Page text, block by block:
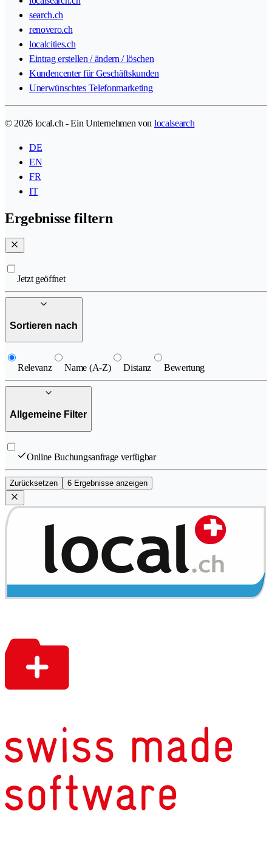
search.ch
renovero.ch
localcities.ch
Eintrag erstellen / ändern / löschen
Kundencenter für Geschäftskunden
Unerwünschtes Telefonmarketing
© 2026 local.ch - Ein Unternehmen von localsearch
DE
EN
FR
IT
Ergebnisse filtern
Jetzt geöffnet
Sortieren nach
Relevanz Name (A-Z) Distanz Bewertung
Allgemeine Filter
Online Buchungsanfrage verfügbar
Zurücksetzen 6 Ergebnisse anzeigen